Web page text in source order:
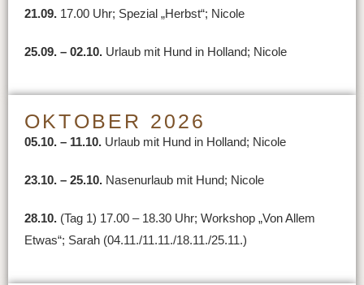
21.09. 17.00 Uhr; Spezial „Herbst“; Nicole
25.09. – 02.10. Urlaub mit Hund in Holland; Nicole
OKTOBER 2026
05.10. – 11.10. Urlaub mit Hund in Holland; Nicole
23.10. – 25.10. Nasenurlaub mit Hund; Nicole
28.10. (Tag 1) 17.00 – 18.30 Uhr; Workshop „Von Allem
Etwas“; Sarah (04.11./11.11./18.11./25.11.)